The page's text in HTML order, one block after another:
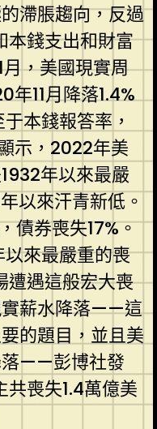
滯脹趨向，反過
本錢支出和財富
，美國現實周
11月降落1.4%
本錢報答率，
示，2022年美
年以來最嚴
以來汗青新低。
債券喪失17%。
來最嚴重的喪
遭遇這般宏大喪
實薪水降落——這
的題目，並且美
落——彭博社發
喪失1.4萬億美